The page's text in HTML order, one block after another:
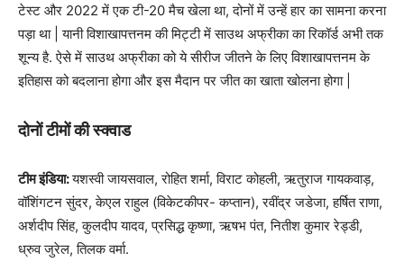
टेस्ट और 2022 में एक टी-20 मैच खेला था, दोनों में उन्हें हार का सामना करना
पड़ा था | यानी विशाखापत्तनम की मिट्टी में साउथ अफ्रीका का रिकॉर्ड अभी तक
शून्य है. ऐसे में साउथ अफ्रीका को ये सीरीज जीतने के लिए विशाखापत्तनम के
इतिहास को बदलाना होगा और इस मैदान पर जीत का खाता खोलना होगा |
दोनों टीमों की स्क्वाड
टीम इंडिया:यशस्वी जायसवाल, रोहित शर्मा, विराट कोहली, ऋतुराज गायकवाड़,
वॉशिंगटन सुंदर, केएल राहुल (विकेटकीपर- कप्तान), रवींद्र जडेजा, हर्षित राणा,
अर्शदीप सिंह, कुलदीप यादव, प्रसिद्ध कृष्णा, ऋषभ पंत, नितीश कुमार रेड्डी,
ध्रुव जुरेल, तिलक वर्मा.